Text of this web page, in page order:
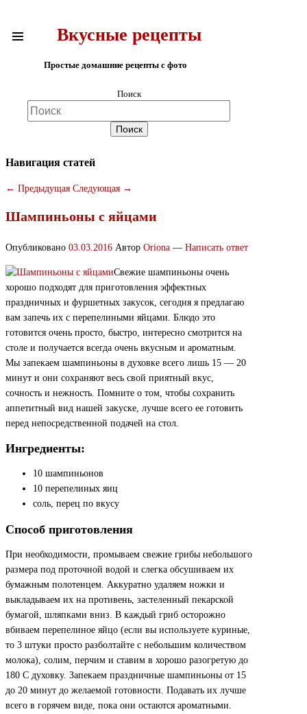
Вкусные рецепты
Простые домашние рецепты с фото
Поиск
Навигация статей
← Предыдущая Следующая →
Шампиньоны с яйцами
Опубликовано 03.03.2016 Автор Oriona — Написать ответ
Свежие шампиньоны очень
хорошо подходят для приготовления эффектных
праздничных и фуршетных закусок, сегодня я предлагаю
вам запечь их с перепелиными яйцами. Блюдо это
готовится очень просто, быстро, интересно смотрится на
столе и получается всегда очень вкусным и ароматным.
Мы запекаем шампиньоны в духовке всего лишь 15 — 20
минут и они сохраняют весь свой приятный вкус,
сочность и нежность. Помните о том, чтобы сохранить
аппетитный вид нашей закуске, лучше всего ее готовить
перед непосредственной подачей на стол.
Ингредиенты:
10 шампиньонов
10 перепелиных яиц
соль, перец по вкусу
Способ приготовления
При необходимости, промываем свежие грибы небольшого
размера под проточной водой и слегка обсушиваем их
бумажным полотенцем. Аккуратно удаляем ножки и
выкладываем их на противень, застеленный пекарской
бумагой, шляпками вниз. В каждый гриб осторожно
вбиваем перепелиное яйцо (если вы используете куриные,
то 3 штуки просто разболтайте с небольшим количеством
молока), солим, перчим и ставим в хорошо разогретую до
180 С духовку. Запекаем праздничные шампиньоны от 15
до 20 минут до желаемой готовности. Подавать их лучше
всего в горячем виде, пока они остаются ароматными.